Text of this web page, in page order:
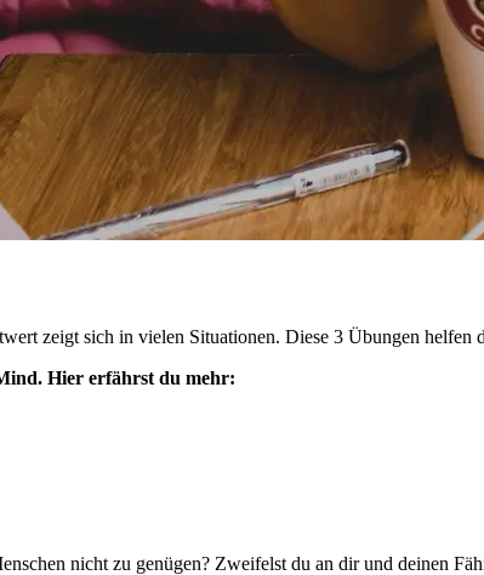
zeigt sich in vielen Situationen. Diese 3 Übungen helfen
Hier erfährst du mehr:
nicht zu genügen? Zweifelst du an dir und deinen